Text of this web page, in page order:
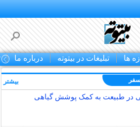
ها تبلیغات در بیتوته درباره ما
در طبیعت به کمک پوشش گیاهی
بیشتر